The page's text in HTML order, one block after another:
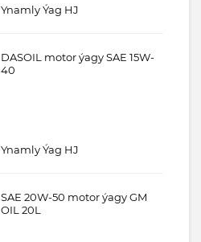
Ynamly Ýag HJ
DASOIL motor ýagy SAE 15W-
40
Ynamly Ýag HJ
SAE 20W-50 motor ýagy GM
OIL 20L